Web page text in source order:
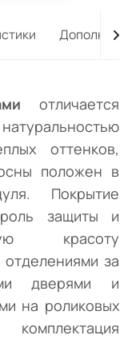
отличается
оттенков,
положен в
Покрытие
защиты и
красоту
за
дверями и
на роликовых
комплектация